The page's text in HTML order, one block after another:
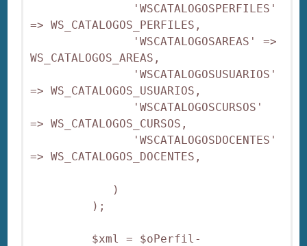
'WSCATALOGOSPERFILES'
=> WS_CATALOGOS_PERFILES,
'WSCATALOGOSAREAS' =>
WS_CATALOGOS_AREAS,
'WSCATALOGOSUSUARIOS'
=> WS_CATALOGOS_USUARIOS,
'WSCATALOGOSCURSOS'
=> WS_CATALOGOS_CURSOS,
'WSCATALOGOSDOCENTES'
=> WS_CATALOGOS_DOCENTES,
)
);
$xml = $oPerfil-